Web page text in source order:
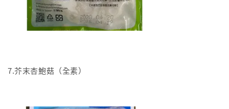
7.芥末杏鮑菇（全素）